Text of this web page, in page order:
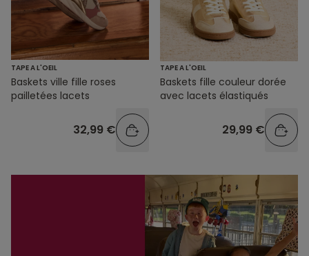
TAPE A L'OEIL
Baskets ville fille roses
pailletées lacets
32,99 €
TAPE A L'OEIL
Baskets fille couleur dorée
avec lacets élastiqués
29,99 €